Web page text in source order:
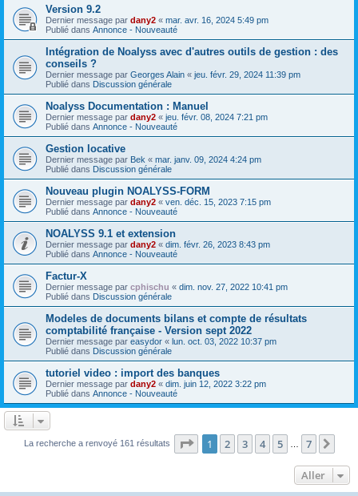
Version 9.2
Dernier message par dany2 « mar. avr. 16, 2024 5:49 pm
Publié dans Annonce - Nouveauté
Intégration de Noalyss avec d'autres outils de gestion : des
conseils ?
Dernier message par Georges Alain « jeu. févr. 29, 2024 11:39 pm
Publié dans Discussion générale
Noalyss Documentation : Manuel
Dernier message par dany2 « jeu. févr. 08, 2024 7:21 pm
Publié dans Annonce - Nouveauté
Gestion locative
Dernier message par Bek « mar. janv. 09, 2024 4:24 pm
Publié dans Discussion générale
Nouveau plugin NOALYSS-FORM
Dernier message par dany2 « ven. déc. 15, 2023 7:15 pm
Publié dans Annonce - Nouveauté
NOALYSS 9.1 et extension
Dernier message par dany2 « dim. févr. 26, 2023 8:43 pm
Publié dans Annonce - Nouveauté
Factur-X
Dernier message par cphischu « dim. nov. 27, 2022 10:41 pm
Publié dans Discussion générale
Modeles de documents bilans et compte de résultats
comptabilité française - Version sept 2022
Dernier message par easydor « lun. oct. 03, 2022 10:37 pm
Publié dans Discussion générale
tutoriel video : import des banques
Dernier message par dany2 « dim. juin 12, 2022 3:22 pm
Publié dans Annonce - Nouveauté
La recherche a renvoyé 161 résultats Page 1sur7
1 2 3 4 5 7
Aller